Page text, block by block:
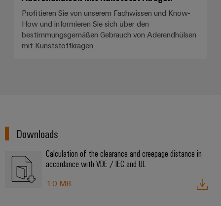
Profitieren Sie von unserem Fachwissen und Know-
How und informieren Sie sich über den
bestimmungsgemäßen Gebrauch von Aderendhülsen
mit Kunststoffkragen.
Downloads
Calculation of the clearance and creepage distance in
accordance with VDE / IEC and UL
1.0 MB